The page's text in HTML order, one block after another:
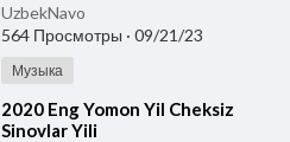
UzbekNavo
564 Просмотры · 09/21/23
Музыка
⁣2020 Eng Yomon Yil Cheksiz
Sinovlar Yili